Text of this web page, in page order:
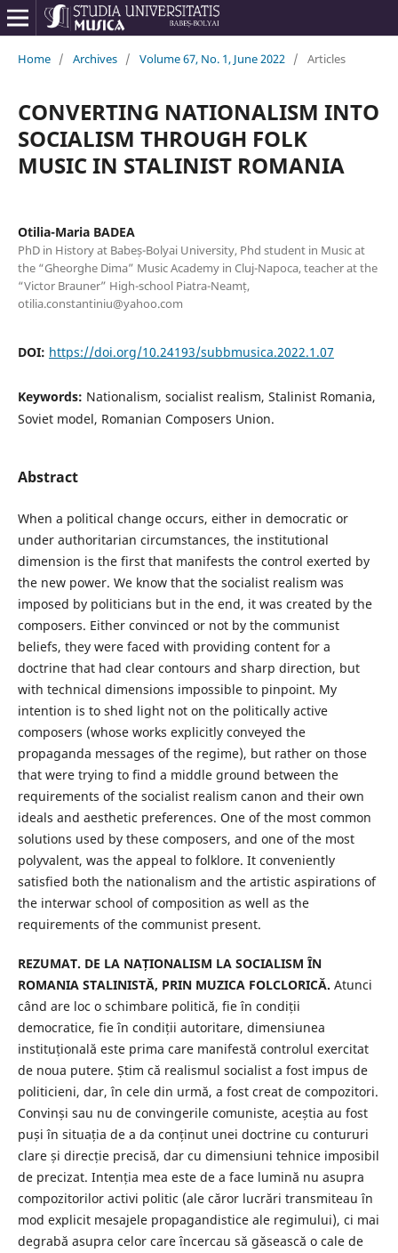
Home / Archives / Volume 67, No. 1, June 2022 / Articles
CONVERTING NATIONALISM INTO
SOCIALISM THROUGH FOLK
MUSIC IN STALINIST ROMANIA
Otilia-Maria BADEA
PhD in History at Babeș-Bolyai University, Phd student in Music at
the “Gheorghe Dima” Music Academy in Cluj-Napoca, teacher at the
“Victor Brauner” High-school Piatra-Neamț,
otilia.constantiniu@yahoo.com
DOI: https://doi.org/10.24193/subbmusica.2022.1.07
Keywords: Nationalism, socialist realism, Stalinist Romania,
Soviet model, Romanian Composers Union.
Abstract
When a political change occurs, either in democratic or
under authoritarian circumstances, the institutional
dimension is the first that manifests the control exerted by
the new power. We know that the socialist realism was
imposed by politicians but in the end, it was created by the
composers. Either convinced or not by the communist
beliefs, they were faced with providing content for a
doctrine that had clear contours and sharp direction, but
with technical dimensions impossible to pinpoint. My
intention is to shed light not on the politically active
composers (whose works explicitly conveyed the
propaganda messages of the regime), but rather on those
that were trying to find a middle ground between the
requirements of the socialist realism canon and their own
ideals and aesthetic preferences. One of the most common
solutions used by these composers, and one of the most
polyvalent, was the appeal to folklore. It conveniently
satisfied both the nationalism and the artistic aspirations of
the interwar school of composition as well as the
requirements of the communist present.
REZUMAT. DE LA NAȚIONALISM LA SOCIALISM ÎN
ROMANIA STALINISTĂ, PRIN MUZICA FOLCLORICĂ. Atunci
când are loc o schimbare politică, fie în condiții
democratice, fie în condiții autoritare, dimensiunea
instituțională este prima care manifestă controlul exercitat
de noua putere. Știm că realismul socialist a fost impus de
politicieni, dar, în cele din urmă, a fost creat de compozitori.
Convinși sau nu de convingerile comuniste, aceștia au fost
puși în situația de a da conținut unei doctrine cu contururi
clare și direcție precisă, dar cu dimensiuni tehnice imposibil
de precizat. Intenția mea este de a face lumină nu asupra
compozitorilor activi politic (ale căror lucrări transmiteau în
mod explicit mesajele propagandistice ale regimului), ci mai
degrabă asupra celor care încercau să găsească o cale de